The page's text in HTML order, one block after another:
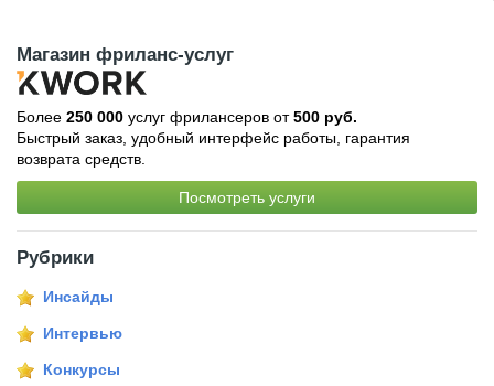
Магазин фриланс-услуг
Более 250 000 услуг фрилансеров от500 руб.
Быстрый заказ, удобный интерфейс работы, гарантия
возврата средств.
Посмотреть услуги
Рубрики
Инсайды
Интервью
Конкурсы